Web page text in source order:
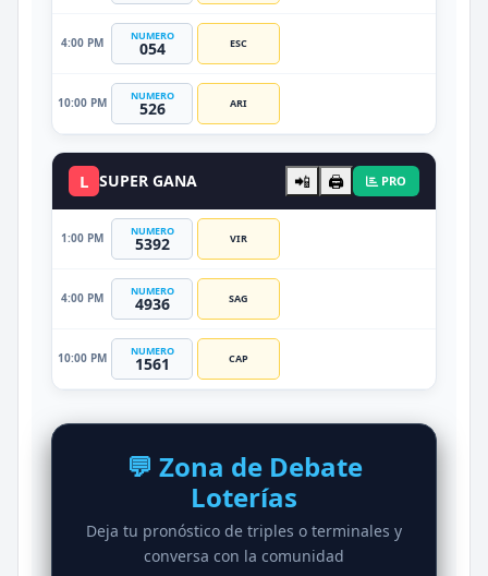
4:00 PM NUMERO
054 ESC
10:00 PM NUMERO
526 ARI
L SUPER GANA 📲 🖨️ PRO
1:00 PM NUMERO
5392 VIR
4:00 PM NUMERO
4936 SAG
10:00 PM NUMERO
1561 CAP
💬 Zona de Debate
Loterías
Deja tu pronóstico de triples o terminales y
conversa con la comunidad